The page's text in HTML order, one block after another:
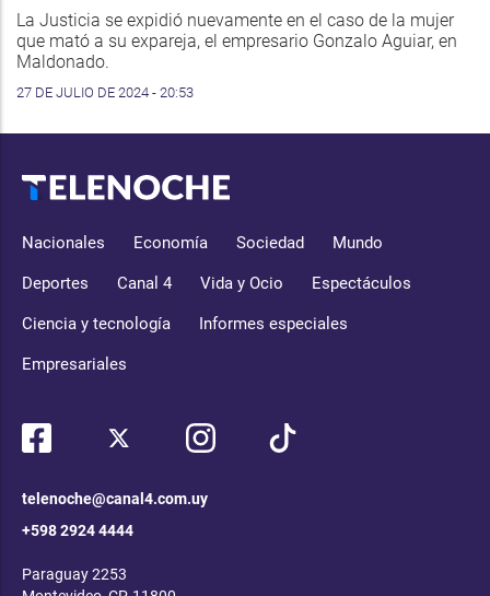
La Justicia se expidió nuevamente en el caso de la mujer
que mató a su expareja, el empresario Gonzalo Aguiar, en
Maldonado.
27 DE JULIO DE 2024 - 20:53
Nacionales Economía Sociedad Mundo
Deportes Canal 4 Vida y Ocio Espectáculos
Ciencia y tecnología Informes especiales
Empresariales
telenoche@canal4.com.uy
+598 2924 4444
Paraguay 2253